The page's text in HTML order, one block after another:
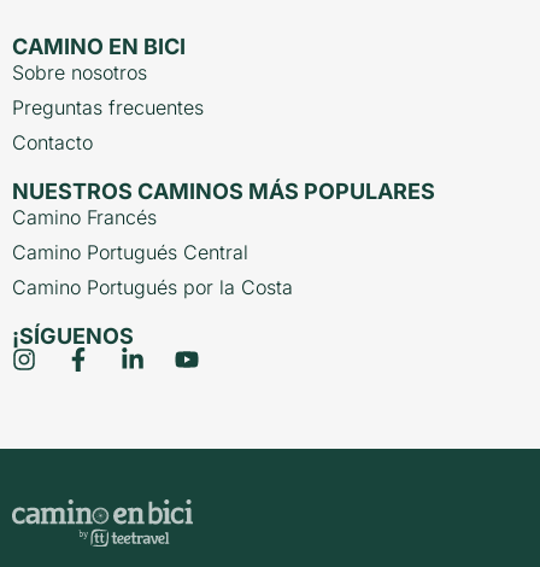
CAMINO EN BICI
Sobre nosotros
Preguntas frecuentes
Contacto
NUESTROS CAMINOS MÁS POPULARES
Camino Francés
Camino Portugués Central
Camino Portugués por la Costa
¡SÍGUENOS